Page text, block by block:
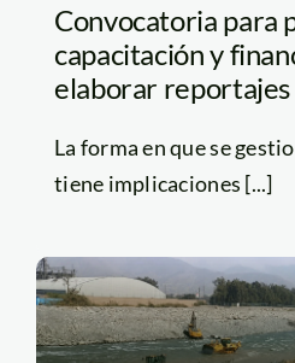
Convocatoria para
capacitación y
elaborar reportajes
La forma en que se
tiene implicaciones [...]